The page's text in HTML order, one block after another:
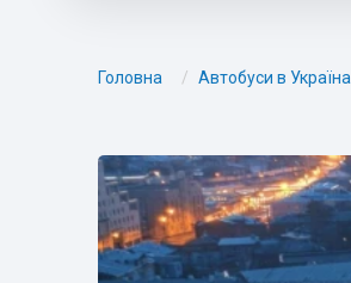
Головна Автобуси в Україна